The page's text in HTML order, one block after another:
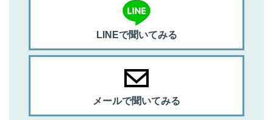
LINEで聞いてみる
メールで聞いてみる